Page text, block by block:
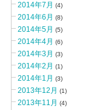
2014年7月 (4)
2014年6月 (8)
2014年5月 (5)
2014年4月 (6)
2014年3月 (3)
2014年2月 (1)
2014年1月 (3)
2013年12月 (1)
2013年11月 (4)